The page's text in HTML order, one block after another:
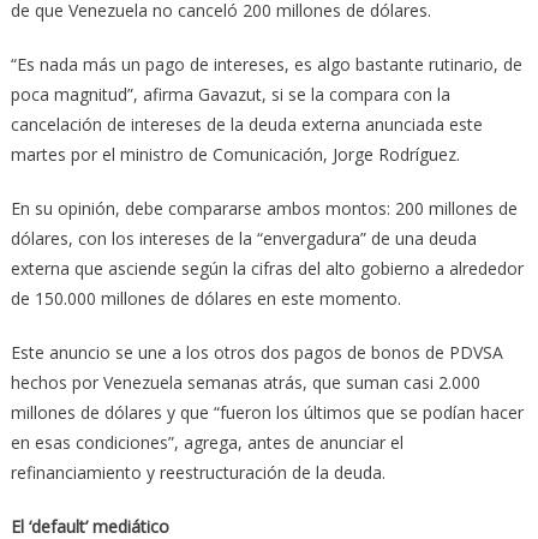
de que Venezuela no canceló 200 millones de dólares.
“Es nada más un pago de intereses, es algo bastante rutinario, de
poca magnitud”, afirma Gavazut, si se la compara con la
cancelación de intereses de la deuda externa anunciada este
martes por el ministro de Comunicación, Jorge Rodríguez.
En su opinión, debe compararse ambos montos: 200 millones de
dólares, con los intereses de la “envergadura” de una deuda
externa que asciende según la cifras del alto gobierno a alrededor
de 150.000 millones de dólares en este momento.
Este anuncio se une a los otros dos pagos de bonos de PDVSA
hechos por Venezuela semanas atrás, que suman casi 2.000
millones de dólares y que “fueron los últimos que se podían hacer
en esas condiciones”, agrega, antes de anunciar el
refinanciamiento y reestructuración de la deuda.
El ‘default’ mediático